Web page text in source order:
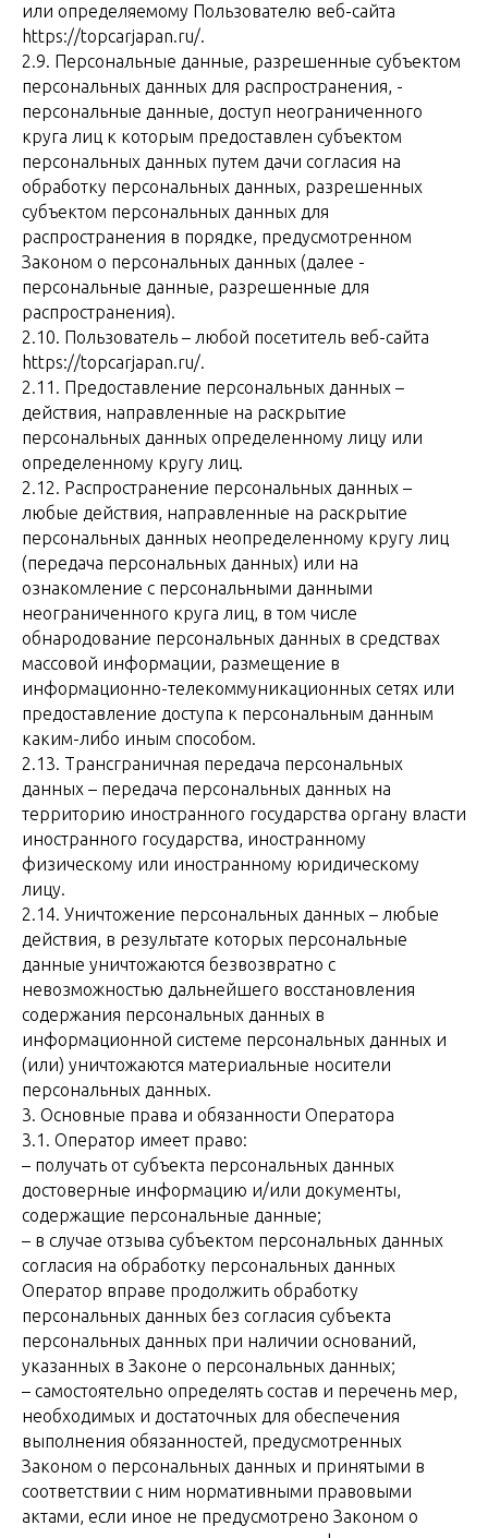
или определяемому Пользователю веб-сайта
https://topcarjapan.ru/.
2.9. Персональные данные, разрешенные субъектом
персональных данных для распространения, -
персональные данные, доступ неограниченного
круга лиц к которым предоставлен субъектом
персональных данных путем дачи согласия на
обработку персональных данных, разрешенных
субъектом персональных данных для
распространения в порядке, предусмотренном
Законом о персональных данных (далее -
персональные данные, разрешенные для
распространения).
2.10. Пользователь – любой посетитель веб-сайта
https://topcarjapan.ru/.
2.11. Предоставление персональных данных –
действия, направленные на раскрытие
персональных данных определенному лицу или
определенному кругу лиц.
2.12. Распространение персональных данных –
любые действия, направленные на раскрытие
персональных данных неопределенному кругу лиц
(передача персональных данных) или на
ознакомление с персональными данными
неограниченного круга лиц, в том числе
обнародование персональных данных в средствах
массовой информации, размещение в
информационно-телекоммуникационных сетях или
предоставление доступа к персональным данным
каким-либо иным способом.
2.13. Трансграничная передача персональных
данных – передача персональных данных на
территорию иностранного государства органу власти
иностранного государства, иностранному
физическому или иностранному юридическому
лицу.
2.14. Уничтожение персональных данных – любые
действия, в результате которых персональные
данные уничтожаются безвозвратно с
невозможностью дальнейшего восстановления
содержания персональных данных в
информационной системе персональных данных и
(или) уничтожаются материальные носители
персональных данных.
3. Основные права и обязанности Оператора
3.1. Оператор имеет право:
– получать от субъекта персональных данных
достоверные информацию и/или документы,
содержащие персональные данные;
– в случае отзыва субъектом персональных данных
согласия на обработку персональных данных
Оператор вправе продолжить обработку
персональных данных без согласия субъекта
персональных данных при наличии оснований,
указанных в Законе о персональных данных;
– самостоятельно определять состав и перечень мер,
необходимых и достаточных для обеспечения
выполнения обязанностей, предусмотренных
Законом о персональных данных и принятыми в
соответствии с ним нормативными правовыми
актами, если иное не предусмотрено Законом о